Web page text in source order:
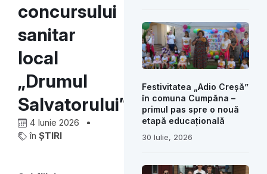
concursului
sanitar
local
„Drumul
Salvatorului”
4 Iunie 2026
în ȘTIRI
Festivitatea „Adio Creșă”
în comuna Cumpăna –
primul pas spre o nouă
etapă educațională
30 Iulie, 2026